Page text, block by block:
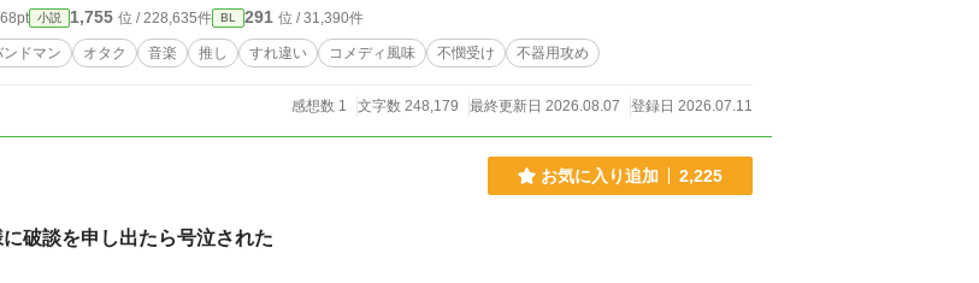
小説 1,755 位 / 228,635件 BL 291 位 / 31,390件
ンドマン オタク 音楽 推し すれ違い コメディ風味 不憫受け 不器用攻め
感想数 1 文字数 248,179 最終更新日 2026.08.07 登録日 2026.07.11
お気に入り追加 2,225
破談を申し出たら号泣された